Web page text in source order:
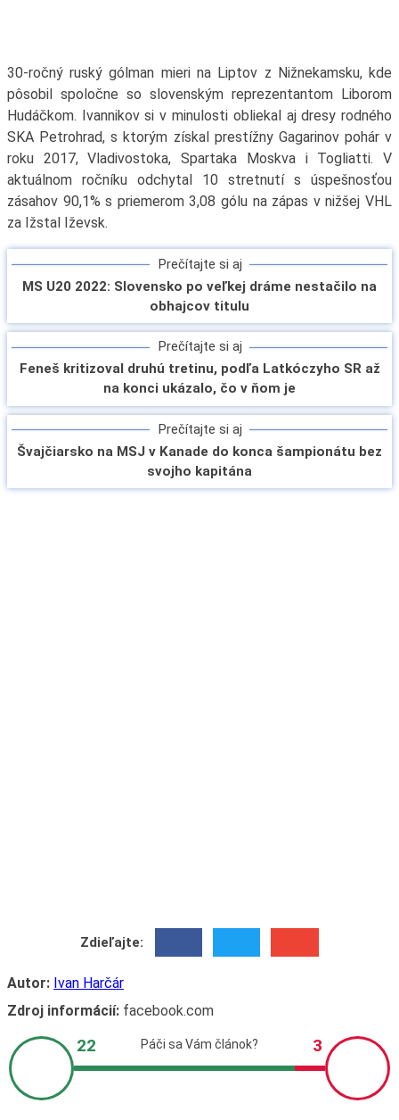
30-ročný ruský gólman mieri na Liptov z Nižnekamsku, kde
pôsobil spoločne so slovenským reprezentantom Liborom
Hudáčkom. Ivannikov si v minulosti obliekal aj dresy rodného
SKA Petrohrad, s ktorým získal prestížny Gagarinov pohár v
roku 2017, Vladivostoka, Spartaka Moskva i Togliatti. V
aktuálnom ročníku odchytal 10 stretnutí s úspešnosťou
zásahov 90,1% s priemerom 3,08 gólu na zápas v nižšej VHL
za Ižstal Iževsk.
Prečítajte si aj
MS U20 2022: Slovensko po veľkej dráme nestačilo na
obhajcov titulu
Prečítajte si aj
Feneš kritizoval druhú tretinu, podľa Latkóczyho SR až
na konci ukázalo, čo v ňom je
Prečítajte si aj
Švajčiarsko na MSJ v Kanade do konca šampionátu bez
svojho kapitána
Zdieľajte:
Autor: Ivan Harčár
Zdroj informácií:facebook.com